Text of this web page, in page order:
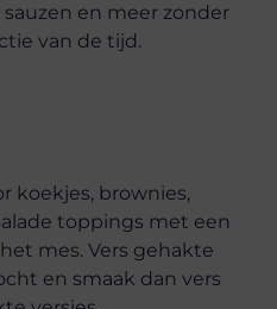
en meer zonder
van de tijd.
koekjes, brownies,
toppings met een
mes. Vers gehakte
en smaak dan vers